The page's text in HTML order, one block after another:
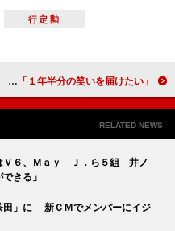
行定勲
ジャニーズＷＥＳＴで団五郎一座が復活 新春舞台で「１年半分の笑いを届けたい」
RELATED NEWS
Ｖ６、Ｍａｙ Ｊ．ら５組 井ノ
きる」
田」に 新ＣＭでメンバーにイジ